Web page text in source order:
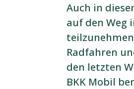
Auch in
auf den Weg
Radfahren
den letzten
BKK Mobil